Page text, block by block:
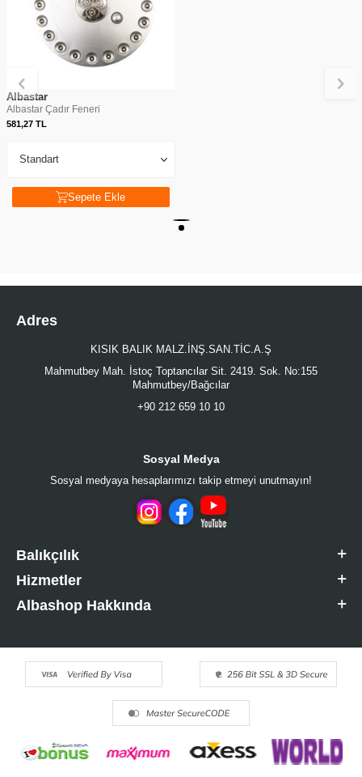
Albastar
Albastar Çadır Feneri
581,27 TL
Sepete Ekle
Adres
KISIK BALIK MALZ.İNŞ.SAN.TİC.A.Ş
Mahmutbey Mah. İstoç Toptancılar Sit. 2419. Sok. No:155
Mahmutbey/Bağcılar
+90 212 659 10 10
Sosyal Medya
Sosyal medyaya hesaplarımızı takip etmeyi unutmayın!
Balıkçılık
Hizmetler
Albashop Hakkında